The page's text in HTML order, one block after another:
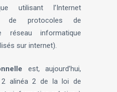
utilisant l’Internet
de protocoles de
réseau informatique
sur internet).
est, aujourd’hui,
2 alinéa 2 de la loi de